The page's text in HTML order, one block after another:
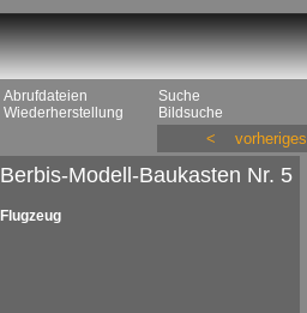
Abrufdateien
Wiederherstellung
Suche
Bildsuche
< vorheriges
Berbis-Modell-Baukasten Nr. 5
Flugzeug